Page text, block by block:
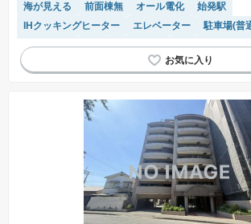
海が見える 前面棟無 オール電化
始発駅
IHクッキングヒーター
エレベーター
駐車場(普
窓付き浴室
WIC ペット相談 駐輪場・バイク
モニター付きインターホン
陽当り良好